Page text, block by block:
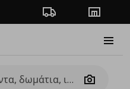
Πορεία παραγγελίας
Camera